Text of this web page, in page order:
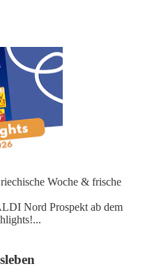
Woche & frische
Nord Prospekt ab dem
...